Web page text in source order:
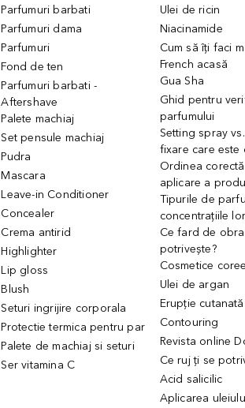
Parfumuri barbati
Parfumuri dama
Parfumuri
Fond de ten
Parfumuri barbati -
Aftershave
Palete machiaj
Set pensule machiaj
Pudra
Mascara
Leave-in Conditioner
Concealer
Crema antirid
Highlighter
Lip gloss
Blush
Seturi ingrijire corporala
Protectie termica pentru par
Palete de machiaj si seturi
Ser vitamina C
Ulei de ricin
Niacinamide
Cum să îți faci
French acasă
Gua Sha
Ghid pentru
parfumului
Setting spray
fixare care este
Ordinea
aplicare a
Tipurile de
concentrațiile
Ce fard de
potrivește?
Cosmetice
Ulei de argan
Erupție
Contouring
Revista online
Ce ruj ți se
Acid salicilic
Aplicarea